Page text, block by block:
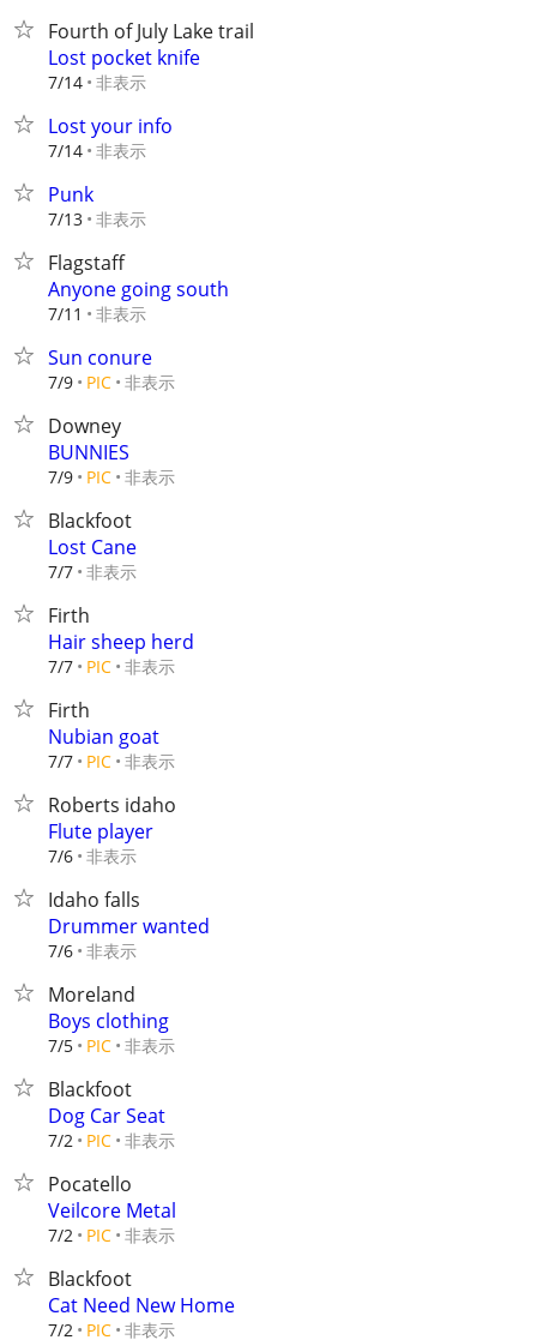
Fourth of July Lake trail
Lost pocket knife
7/14 非表示
Lost your info
7/14 非表示
Punk
7/13 非表示
Flagstaff
Anyone going south
7/11 非表示
Sun conure
7/9 PIC 非表示
Downey
BUNNIES
7/9 PIC 非表示
Blackfoot
Lost Cane
7/7 非表示
Firth
Hair sheep herd
7/7 PIC 非表示
Firth
Nubian goat
7/7 PIC 非表示
Roberts idaho
Flute player
7/6 非表示
Idaho falls
Drummer wanted
7/6 非表示
Moreland
Boys clothing
7/5 PIC 非表示
Blackfoot
Dog Car Seat
7/2 PIC 非表示
Pocatello
Veilcore Metal
7/2 PIC 非表示
Blackfoot
Cat Need New Home
7/2 PIC 非表示